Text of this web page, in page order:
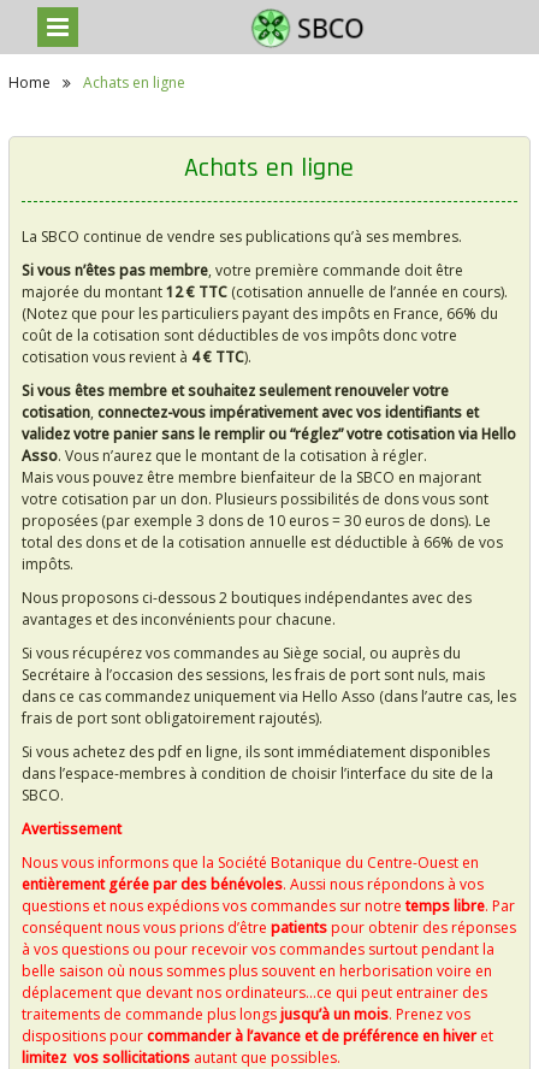
Home Achats en ligne
Achats en ligne
La SBCO continue de vendre ses publications qu’à ses membres.
Si vous n’êtes pas membre, votre première commande doit être
majorée du montant12 € TTC(cotisation annuelle de l’année en cours).
(Notez que pour les particuliers payant des impôts en France, 66% du
coût de la cotisation sont déductibles de vos impôts donc votre
cotisation vous revient à 4 € TTC).
Si vous êtes membre et souhaitez seulement renouveler votre
cotisation, connectez-vous impérativement avec vos identifiants et
validez votre panier sans le remplir ou “réglez” votre cotisation via Hello
Asso. Vous n’aurez que le montant de la cotisation à régler.
Mais vous pouvez être membre bienfaiteur de la SBCO en majorant
votre cotisation par un don. Plusieurs possibilités de dons vous sont
proposées (par exemple 3 dons de 10 euros = 30 euros de dons). Le
total des dons et de la cotisation annuelle est déductible à 66% de vos
impôts.
Nous proposons ci-dessous 2 boutiques indépendantes avec des
avantages et des inconvénients pour chacune.
Si vous récupérez vos commandes au Siège social, ou auprès du
Secrétaire à l’occasion des sessions, les frais de port sont nuls, mais
dans ce cas commandez uniquement via Hello Asso (dans l’autre cas, les
frais de port sont obligatoirement rajoutés).
Si vous achetez des pdf en ligne, ils sont immédiatement disponibles
dans l’espace-membres à condition de choisir l’interface du site de la
SBCO.
Avertissement
Nous vous informons que la Société Botanique du Centre-Ouest en
entièrement gérée par des bénévoles. Aussi nous répondons à vos
questions et nous expédions vos commandes sur notre temps libre. Par
conséquent nous vous prions d’être patientspour obtenir des réponses
à vos questions ou pour recevoir vos commandes surtout pendant la
belle saison où nous sommes plus souvent en herborisation voire en
déplacement que devant nos ordinateurs…ce qui peut entrainer des
traitements de commande plus longsjusqu’à un mois. Prenez vos
dispositions pourcommander à l’avance et de préférence en hiveret
limitez vos sollicitations autant que possibles.